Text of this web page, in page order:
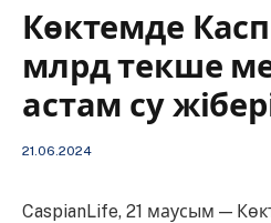
Көктемде
млрд текше
астам су
21.06.2024
CaspianLife, 21 маусым —